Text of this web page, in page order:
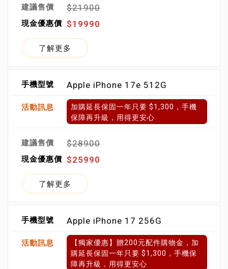
$21900
$19990
了解更多
Apple iPhone 17e 512G
加購延長保固一年只要 $1,300，手機
保障再升級，用得更安心
$28900
$25990
了解更多
Apple iPhone 17 256G
【獨家優惠】贈200元配件購物金，加
購延長保固一年只要 $1,300，手機保
障再升級，用得更安心